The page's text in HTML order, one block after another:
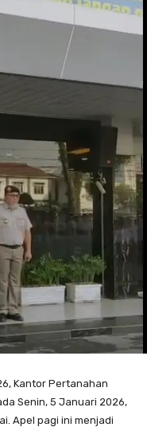
Kantor Pertanahan
Senin, 5 Januari 2026,
Apel pagi ini menjadi